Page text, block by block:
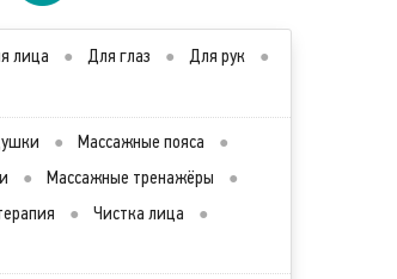
лица ● Для глаз ● Для рук
●
● Массажные пояса
●
● Массажные тренажёры
●
● Чистка лица
●